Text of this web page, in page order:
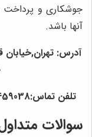
جوشکاری و
آنها باشد.
آدرس: تهران,خیابان
تلفن تماس:55459038-021 55459022-021 09126883974
سوالات